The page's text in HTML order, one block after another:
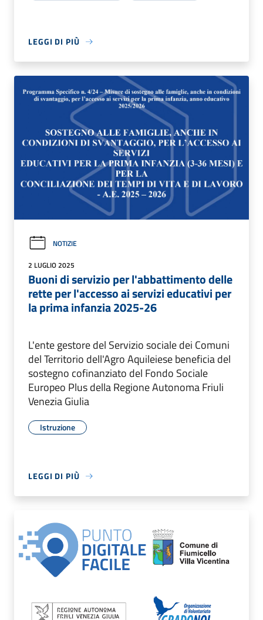
LEGGI DI PIÙ
NOTIZIE
2 LUGLIO 2025
Buoni di servizio per l'abbattimento delle
rette per l'accesso ai servizi educativi per
la prima infanzia 2025-26
L'ente gestore del Servizio sociale dei Comuni
del Territorio dell'Agro Aquileiese beneficia del
sostegno cofinanziato del Fondo Sociale
Europeo Plus della Regione Autonoma Friuli
Venezia Giulia
Istruzione
LEGGI DI PIÙ